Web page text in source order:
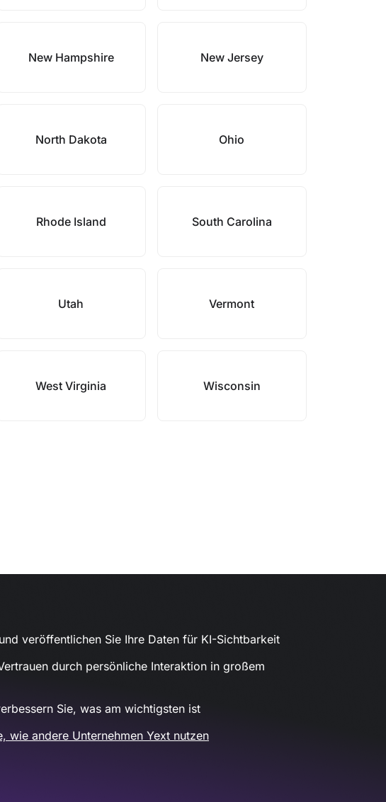
New Hampshire New Jersey
North Dakota Ohio
Rhode Island South Carolina
Utah Vermont
West Virginia Wisconsin
veröffentlichen Sie Ihre Daten für KI-Sichtbarkeit
durch persönliche Interaktion in großem
Sie, was am wichtigsten ist
wie andere Unternehmen Yext nutzen